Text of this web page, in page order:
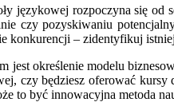
językowej rozpoczyna się
czy pozyskiwaniu
konkurencji – zidentyfikuj
jest określenie modelu
czy będziesz oferować kursy
to być innowacyjna metoda